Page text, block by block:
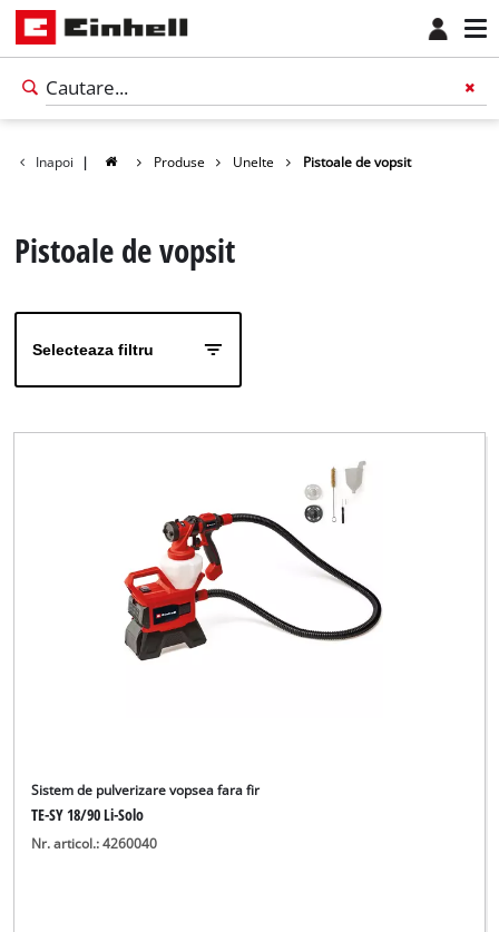
Inapoi | Produse Unelte Pistoale de vopsit
Pistoale de vopsit
Selecteaza filtru
Sistem de pulverizare vopsea fara fir
TE-SY 18/90 Li-Solo
Nr. articol.: 4260040